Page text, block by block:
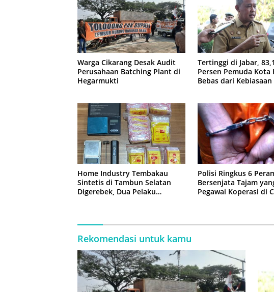
Warga Cikarang Desak Audit
Perusahaan Batching Plant di
Hegarmukti
Tertinggi di Jabar,
Persen Pemuda Kota
Bebas dari
Home Industry Tembakau
Sintetis di Tambun Selatan
Digerebek, Dua Pelaku
Polisi Ringkus 6
Bersenjata Tajam
Pegawai Koperasi di
Rekomendasi untuk kamu